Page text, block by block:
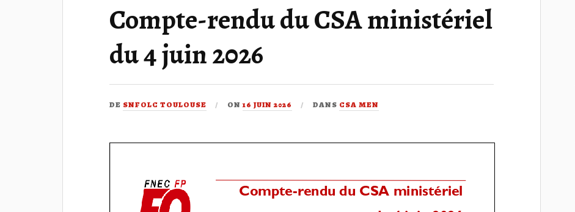
Compte-rendu du CSA ministériel
du 4 juin 2026
DE SNFOLC TOULOUSE ON16 JUIN 2026 DANS CSA MEN